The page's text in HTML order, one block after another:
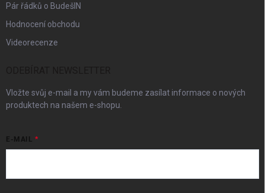
Pár řádků o BudešIN
Hodnocení obchodu
Videorecenze
Vložte svůj e-mail a my vám budeme zasílat informace o nových
produktech na našem e-shopu.
E-MAIL